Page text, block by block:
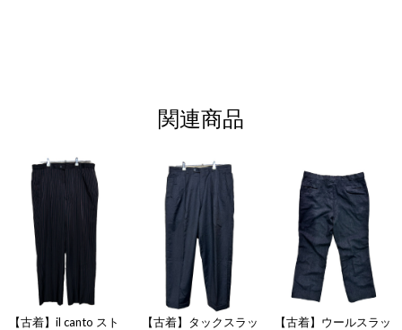
関連商品
【古着】il canto スト
【古着】タックスラッ
【古着】ウールスラッ